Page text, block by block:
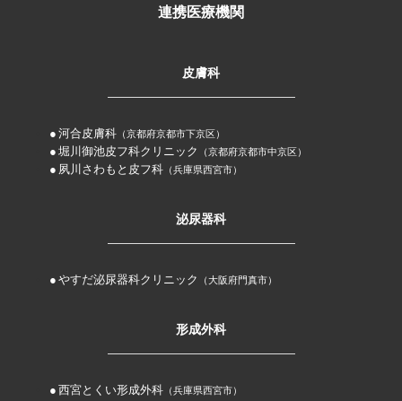
連携医療機関
皮膚科
河合皮膚科 （京都府京都市下京区）
堀川御池皮フ科クリニック （京都府京都市中京区）
夙川さわもと皮フ科 （兵庫県西宮市）
泌尿器科
やすだ泌尿器科クリニック （大阪府門真市）
形成外科
西宮とくい形成外科 （兵庫県西宮市）